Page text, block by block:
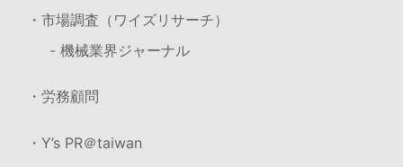
・市場調査（ワイズリサーチ）
- 機械業界ジャーナル
・労務顧問
・Y’s PR＠taiwan